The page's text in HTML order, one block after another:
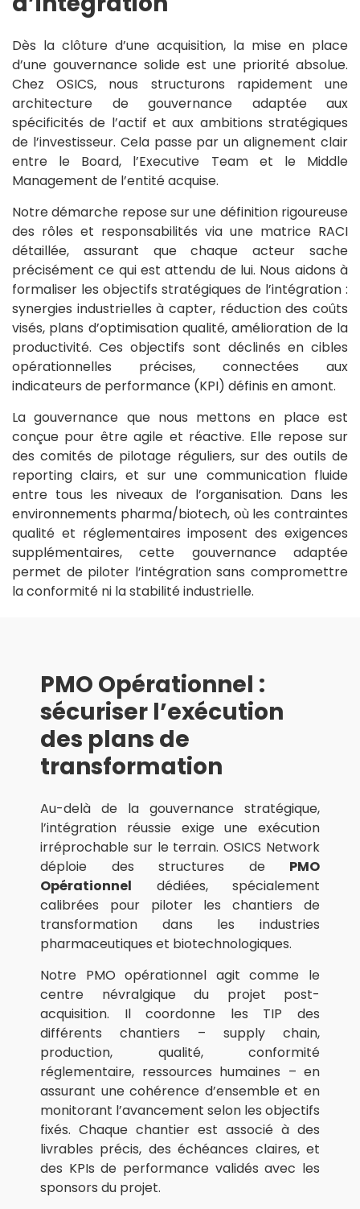
Dès la clôture d’une acquisition, la mise en place
d’une gouvernance solide est une priorité absolue.
Chez OSICS, nous structurons rapidement une
architecture de gouvernance adaptée aux
spécificités de l’actif et aux ambitions stratégiques
de l’investisseur. Cela passe par un alignement clair
entre le Board, l’Executive Team et le Middle
Management de l’entité acquise.
Notre démarche repose sur une définition rigoureuse
des rôles et responsabilités via une matrice RACI
détaillée, assurant que chaque acteur sache
précisément ce qui est attendu de lui. Nous aidons à
formaliser les objectifs stratégiques de l’intégration :
synergies industrielles à capter, réduction des coûts
visés, plans d’optimisation qualité, amélioration de la
productivité. Ces objectifs sont déclinés en cibles
opérationnelles précises, connectées aux
indicateurs de performance (KPI) définis en amont.
La gouvernance que nous mettons en place est
conçue pour être agile et réactive. Elle repose sur
des comités de pilotage réguliers, sur des outils de
reporting clairs, et sur une communication fluide
entre tous les niveaux de l’organisation. Dans les
environnements pharma/biotech, où les contraintes
qualité et réglementaires imposent des exigences
supplémentaires, cette gouvernance adaptée
permet de piloter l’intégration sans compromettre
la conformité ni la stabilité industrielle.
PMO Opérationnel :
sécuriser l’exécution
des plans de
transformation
Au-delà de la gouvernance stratégique,
l’intégration réussie exige une exécution
irréprochable sur le terrain. OSICS Network
déploie des structures de PMO
Opérationnel dédiées, spécialement
calibrées pour piloter les chantiers de
transformation dans les industries
pharmaceutiques et biotechnologiques.
Notre PMO opérationnel agit comme le
centre névralgique du projet post-
acquisition. Il coordonne les TIP des
différents chantiers – supply chain,
production, qualité, conformité
réglementaire, ressources humaines – en
assurant une cohérence d’ensemble et en
monitorant l’avancement selon les objectifs
fixés. Chaque chantier est associé à des
livrables précis, des échéances claires, et
des KPIs de performance validés avec les
sponsors du projet.